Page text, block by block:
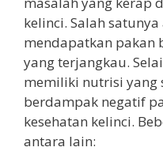
kelinci. Salah
mendapatkan pakan
yang terjangkau.
memiliki nutrisi yang
berdampak negatif
kesehatan kelinci.
antara lain: